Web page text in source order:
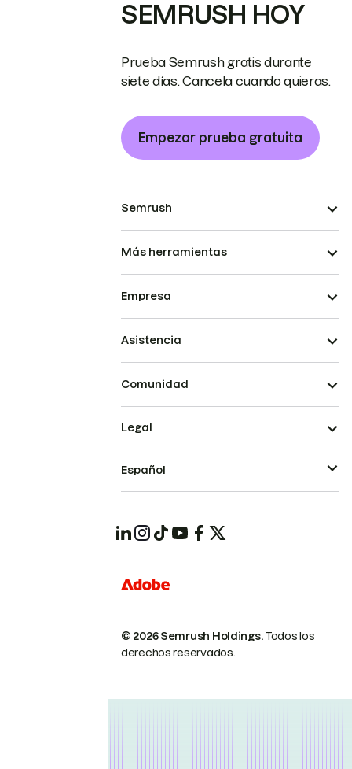
SEMRUSH HOY
Prueba Semrush gratis durante
siete días. Cancela cuando quieras.
Empezar prueba gratuita
Semrush
Más herramientas
Empresa
Asistencia
Comunidad
© 2026 Semrush Holdings.Todos los
derechos reservados.
Legal
Español